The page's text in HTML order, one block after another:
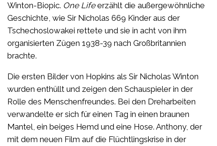
Winton-Biopic. One Lifeerzählt die außergewöhnliche
Geschichte, wie Sir Nicholas 669 Kinder aus der
Tschechoslowakei rettete und sie in acht von ihm
organisierten Zügen 1938-39 nach Großbritannien
brachte.
Die ersten Bilder von Hopkins als Sir Nicholas Winton
wurden enthüllt und zeigen den Schauspieler in der
Rolle des Menschenfreundes. Bei den Dreharbeiten
verwandelte er sich für einen Tag in einen braunen
Mantel, ein beiges Hemd und eine Hose. Anthony, der
mit dem neuen Film auf die Flüchtlingskrise in der